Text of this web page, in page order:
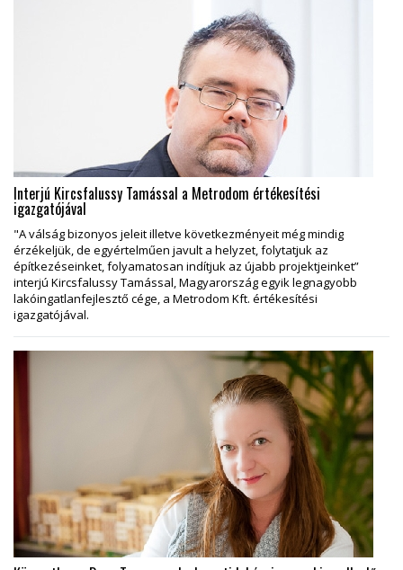
Interjú Kircsfalussy Tamással a Metrodom értékesítési
igazgatójával
"A válság bizonyos jeleit illetve következményeit még mindig
érzékeljük, de egyértelműen javult a helyzet, folytatjuk az
építkezéseinket, folyamatosan indítjuk az újabb projektjeinket”
interjú Kircsfalussy Tamással, Magyarország egyik legnagyobb
lakóingatlanfejlesztő cége, a Metrodom Kft. értékesítési
igazgatójával.